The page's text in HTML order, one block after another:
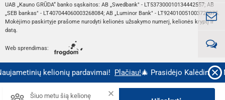
Šiuo metu šią kelionę
Kaina nuo::
kelionių pardavimai!Plačiau!🎄 Prasidėjo Kalėdinių ir
UAB „Kauno GRŪDA“ banko sąskaitos: AB „Swedbank" - LT537300010134442557; AB
„SEB bankas" - LT407044060003268084; AB „Luminor Bank" - LT924010051003728875.
Mokėjimo paskirtyje prašome nurodyti kelionės užsakymo numerį, kelionės kryptį ir
datą.
Web sprendimas: